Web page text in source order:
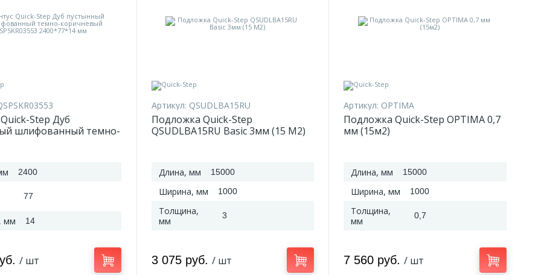
Step Дуб
шлифованный темно-
2400
77
мм 14
/ шт
Артикул: QSUDLBA15RU
Подложка Quick-Step
QSUDLBA15RU Basic 3мм (15 M2)
Длина, мм 15000
Ширина, мм 1000
Толщина,
мм
3
3 075 руб. / шт
Артикул: OPTIMA
Подложка Quick-Step OPTIMA 0,7
мм (15м2)
Длина, мм 15000
Ширина, мм 1000
Толщина,
мм
0,7
7 560 руб./ шт